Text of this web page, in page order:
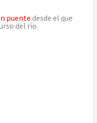
puente desde el que
del río.